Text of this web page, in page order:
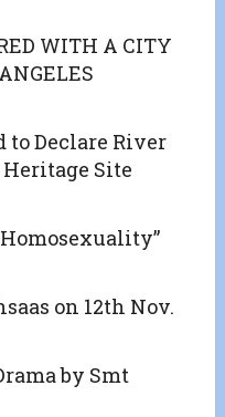
WITH A CITY
to Declare River
Heritage Site
on 12th Nov.
by Smt